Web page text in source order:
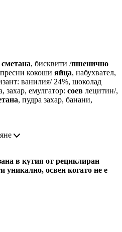
сметана, бисквити /пшенично
пресни кокоши яйца, набухвател,
ванилия/ 24%, шоколад
захар, емулгатор: соев лецитин/,
, пудра захар, банани,
в кутия от рециклиран
уникално, освен когато не е